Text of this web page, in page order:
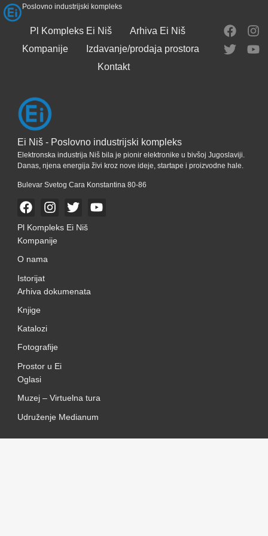
Poslovno industrijski kompleks
Pl Kompleks Ei Niš
Arhiva Ei Niš
Kompanije
Izdavanje/prodaja prostora
Kontakt
Ei Niš - Poslovno industrijski kompleks
Elektronska industrija Niš bila je pionir elektronike u bivšoj Jugoslaviji.
Danas, njena energija živi kroz nove ideje, startape i proizvodne hale.
Bulevar Svetog Cara Konstantina 80-86
Pl Kompleks Ei Niš
Kompanije
O nama
Istorijat
Arhiva dokumenata
Knjige
Katalozi
Fotografije
Prostor u Ei
Oglasi
Muzej – Virtuelna tura
Udruženje Medianum